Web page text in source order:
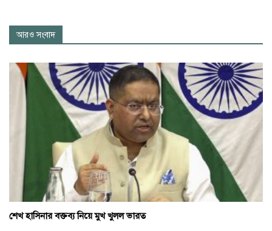
আরও সংবাদ
শেখ হাসিনার বক্তব্য নিয়ে মুখ খুলল ভারত